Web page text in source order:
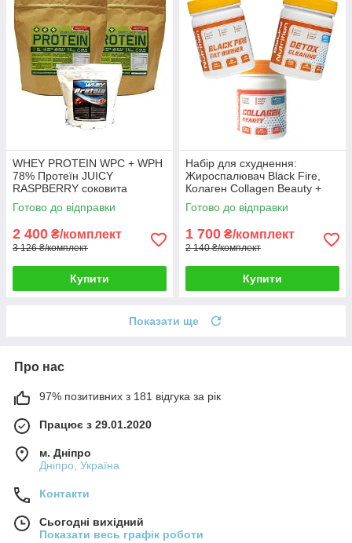
WHEY PROTEIN WPC + WPH
78% Протеїн JUICY
RASPBERRY соковита
малина 4 кг HUNGARY + 5й
кг у Подарунок!
Готово до відправки
2 400 ₴/комплект
3 126 ₴/комплект
Купити
Набір для схуднення:
Жироспалювач Black Fire,
Колаген Collagen Beauty +
Детокс Detox Cleaning у
подарунок
Готово до відправки
1 700 ₴/комплект
2 140 ₴/комплект
Купити
Показати ще
Про нас
97% позитивних з 181 відгука за рік
Працює з 29.01.2020
м. Дніпро
Дніпро, Україна
Контакти
Сьогодні вихідний
Показати весь графік роботи